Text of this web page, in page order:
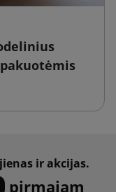
ir akcijas.
pirmajam